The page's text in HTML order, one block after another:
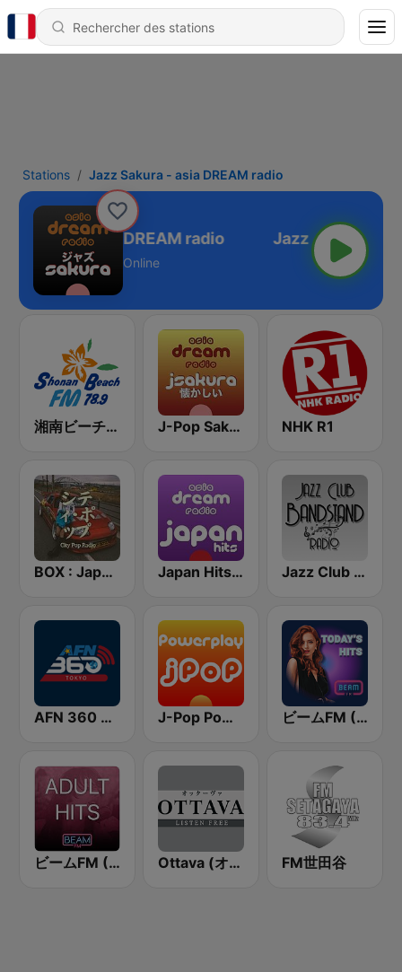
Stations Jazz Sakura - asia DREAM radio
Sakura - asia DREAM radio
Online
湘南ビーチFM (Shonan Beach FM) J-Pop Sakura 懐かしい NHK R1
BOX : Japan City Pop -日本のシティポップ Japan Hits - Asia DREAM Radio Jazz Club Bandstand
AFN 360 Tokyo (Japan Only) J-Pop Powerplay ビームFM (Beam FM)
ビームFM (Beam FM) - Adult Hits Ottava (オッターヴァ) FM世田谷